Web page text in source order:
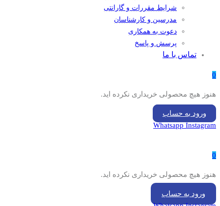
شرایط مقررات و گارانتی
مدرسین و کارشناسان
دعوت به همکاری
پرسش و پاسخ
تماس با ما
0
هنوز هیچ محصولی خریداری نکرده اید.
ورود به حساب
Whatsapp Instagram
0
هنوز هیچ محصولی خریداری نکرده اید.
ورود به حساب